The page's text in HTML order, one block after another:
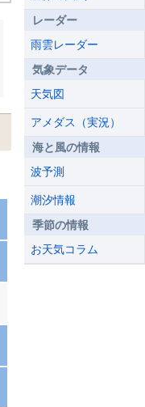
レーダー
雨雲レーダー
気象データ
天気図
アメダス（実況）
海と風の情報
波予測
潮汐情報
季節の情報
お天気コラム